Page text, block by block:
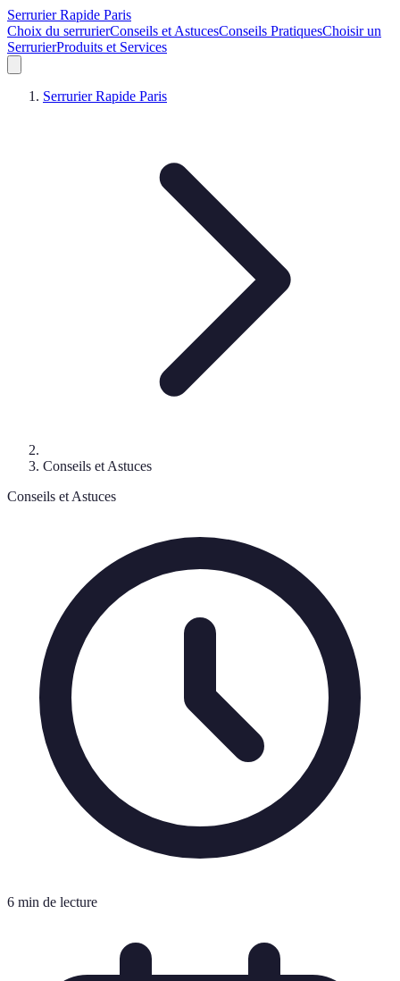
Serrurier Rapide Paris
Choix du serrurierConseils et AstucesConseils PratiquesChoisir un
SerrurierProduits et Services
Serrurier Rapide Paris
Conseils et Astuces
Conseils et Astuces
6 min de lecture